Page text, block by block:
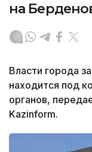
на
Власти города
находится под
органов,
Kazinform.